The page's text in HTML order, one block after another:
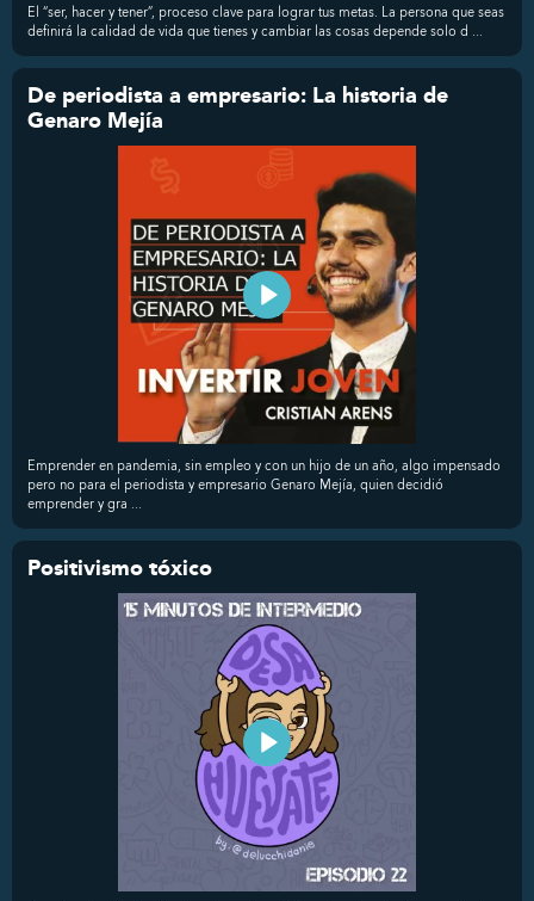
El “ser, hacer y tener”, proceso clave para lograr tus metas. La persona que seas
definirá la calidad de vida que tienes y cambiar las cosas depende solo d ...
De periodista a empresario: La historia de
Genaro Mejía
Emprender en pandemia, sin empleo y con un hijo de un año, algo impensado
pero no para el periodista y empresario Genaro Mejía, quien decidió
emprender y gra ...
Positivismo tóxico